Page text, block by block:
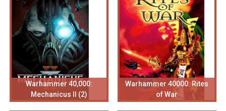
Warhammer 40,000:
Mechanicus II (2)
Warhammer 40000: Rites
of War